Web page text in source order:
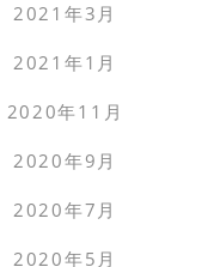
2021年3月
2021年1月
2020年11月
2020年9月
2020年7月
2020年5月